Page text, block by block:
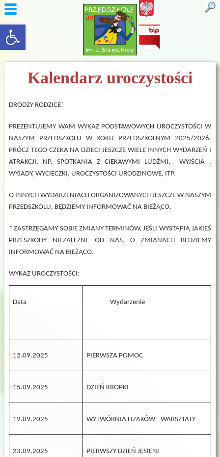
rozwiń/zwiń panel
Kalendarz uroczystości
DRODZY RODZICE!
PREZENTUJEMY WAM WYKAZ PODSTAWOWYCH UROCZYSTOŚCI W
NASZYM PRZEDSZKOLU W ROKU PRZEDSZKOLNYM 2025/2026.
PRÓCZ TEGO CZEKA NA DZIECI JESZCZE WIELE INNYCH WYDARZEŃ I
ATRAKCJI, NP. SPOTKANIA Z CIEKAWYMI LUDŹMI, WYJŚCIA ,
WYJADY, WYCIECZKI, UROCZYSTOŚCI URODZINOWE, ITP.
O INNYCH WYDARZENIACH ORGANIZOWANYCH JESZCZE W NASZYM
PRZEDSZKOLU, BĘDZIEMY INFORMOWAĆ NA BIEŻĄCO.
* ZASTRZEGAMY SOBIE ZMIANY TERMINÓW, JEŚLI WYSTĄPIĄ JAKIEŚ
PRZESZKODY NIEZALEŻNE OD NAS. O ZMIANACH BĘDZIEMY
INFORMOWAĆ NA BIEŻĄCO.
WYKAZ UROCZYSTOŚCI:
Data Wydarzenie
12.09.2025 PIERWSZA POMOC
15.09.2025 DZIEŃ KROPKI
19.09.2025 WYTWÓRNIA LIZAKÓW - WARSZTATY
23.09.2025 PIERWSZY DZIEŃ JESIENI